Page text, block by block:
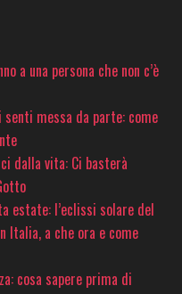
a una persona che non c’è
messa da parte: come
dalla vita: Ci basterà
estate: l’eclissi solare del
Italia, a che ora e come
cosa sapere prima di